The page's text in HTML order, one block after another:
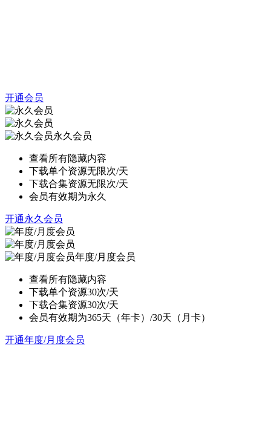
开通会员
永久会员
查看所有隐藏内容
下载单个资源无限次/天
下载合集资源无限次/天
会员有效期为永久
开通永久会员
年度/月度会员
查看所有隐藏内容
下载单个资源30次/天
下载合集资源30次/天
会员有效期为365天（年卡）/30天（月卡）
开通年度/月度会员